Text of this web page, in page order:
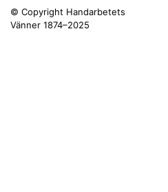
© Copyright Handarbetets
Vänner 1874–2025